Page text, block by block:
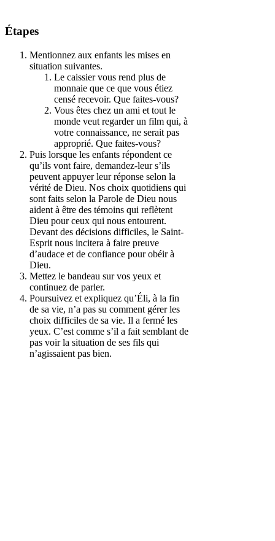
Étapes
Mentionnez aux enfants les mises en
situation suivantes.
Le caissier vous rend plus de
monnaie que ce que vous étiez
censé recevoir. Que faites-vous?
Vous êtes chez un ami et tout le
monde veut regarder un film qui, à
votre connaissance, ne serait pas
approprié. Que faites-vous?
Puis lorsque les enfants répondent ce
qu’ils vont faire, demandez-leur s’ils
peuvent appuyer leur réponse selon la
vérité de Dieu. Nos choix quotidiens qui
sont faits selon la Parole de Dieu nous
aident à être des témoins qui reflètent
Dieu pour ceux qui nous entourent.
Devant des décisions difficiles, le Saint-
Esprit nous incitera à faire preuve
d’audace et de confiance pour obéir à
Dieu.
Mettez le bandeau sur vos yeux et
continuez de parler.
Poursuivez et expliquez qu’Éli, à la fin
de sa vie, n’a pas su comment gérer les
choix difficiles de sa vie. Il a fermé les
yeux. C’est comme s’il a fait semblant de
pas voir la situation de ses fils qui
n’agissaient pas bien.